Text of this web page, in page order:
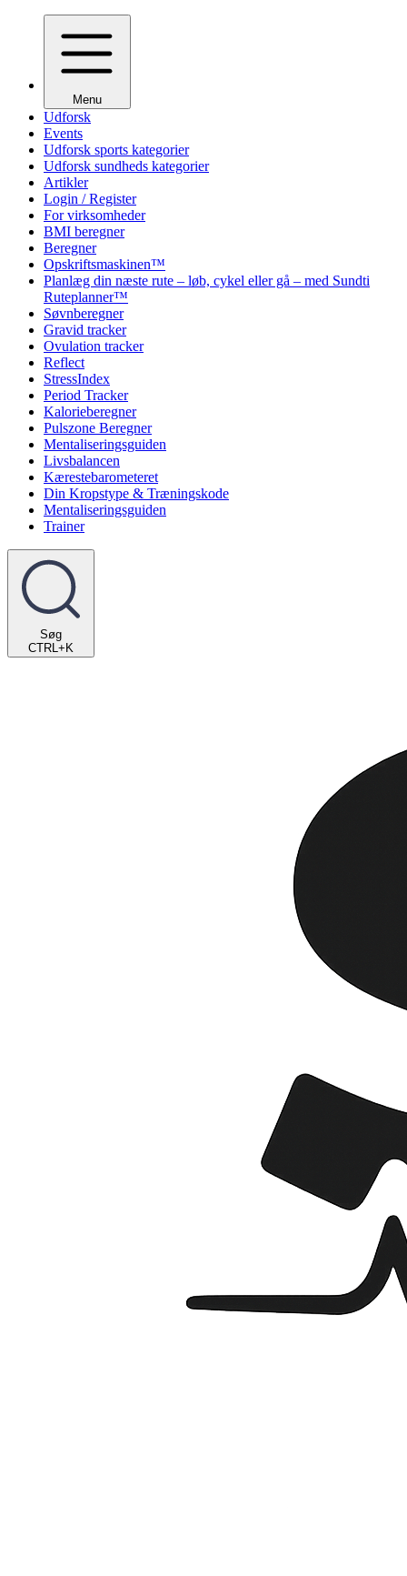
Menu
Udforsk
Events
Udforsk sports kategorier
Udforsk sundheds kategorier
Artikler
Login / Register
For virksomheder
BMI beregner
Beregner
Opskriftsmaskinen™
Planlæg din næste rute – løb, cykel eller gå – med Sundti
Ruteplanner™
Søvnberegner
Gravid tracker
Ovulation tracker
Reflect
StressIndex
Period Tracker
Kalorieberegner
Pulszone Beregner
Mentaliseringsguiden
Livsbalancen
Kærestebarometeret
Din Kropstype & Træningskode
Mentaliseringsguiden
Trainer
Søg
CTRL+K